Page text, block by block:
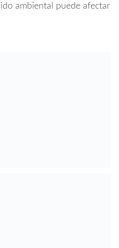
ambiental puede afectar